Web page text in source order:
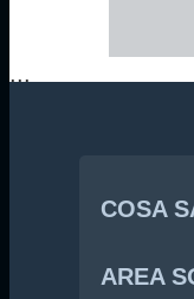
...
COSA
AREA